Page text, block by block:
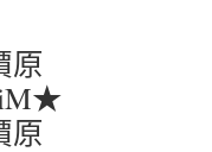
原
原